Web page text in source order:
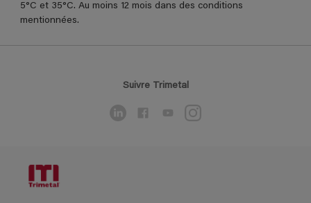
5°C et 35°C. Au moins 12 mois dans des conditions
mentionnées.
Suivre Trimetal